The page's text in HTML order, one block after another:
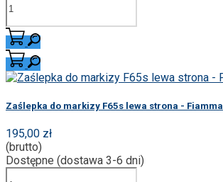
Zaślepka do markizy F65s lewa strona - Fiamma
195,00 zł
(brutto)
Dostępne (dostawa 3-6 dni)